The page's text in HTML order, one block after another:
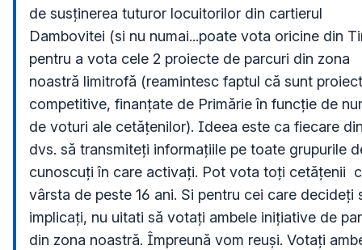
de susținerea tuturor locuitorilor din cartierul
Dambovitei (si nu numai...poate vota oricine din
pentru a vota cele 2 proiecte de parcuri din zona
noastră limitrofă (reamintesc faptul că sunt
competitive, finanțate de Primărie în funcție de
de voturi ale cetățenilor). Ideea este ca fiecare
dvs. să transmiteți informațiile pe toate grupurile
cunoscuți în care activați. Pot vota toți cetățenii
vârsta de peste 16 ani. Si pentru cei care decideți
implicați, nu uitati să votați ambele inițiative de
din zona noastră. Împreună vom reuși. Votați